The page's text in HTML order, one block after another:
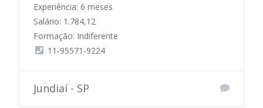
Experiência: 6 meses
Salário: 1.784,12
Formação: Indiferente
11-95571-9224
Jundiaí - SP